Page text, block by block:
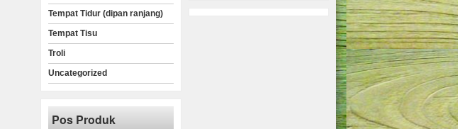
Tempat Tidur (dipan ranjang)
Tempat Tisu
Troli
Uncategorized
Pos Produk